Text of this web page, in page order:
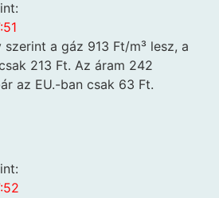
szerint a gáz 913 Ft/m³ lesz, a
213 Ft. Az áram 242
az EU.-ban csak 63 Ft.